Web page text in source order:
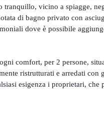
vicino a spiagge,
di bagno privato con
dove è possibile
comfort, per 2 persone,
ristrutturati e arredati
esigenza i proprietari,